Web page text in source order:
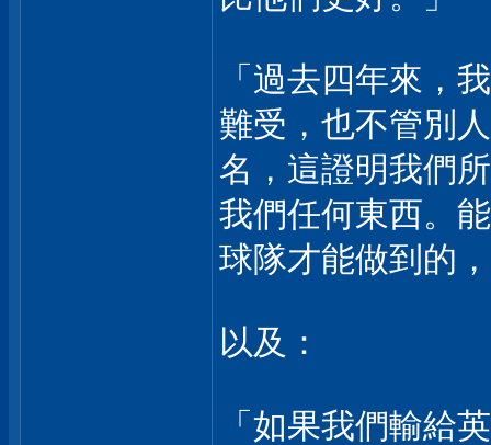
「過去四年來，
難受，也不管別
名，這證明我們
我們任何東西。
球隊才能做到的
以及：
「如果我們輸給